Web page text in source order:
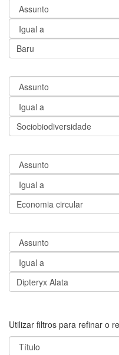
Utilizar filtros para refinar o